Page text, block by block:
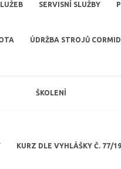
SERVISNÍ SLUŽBY
ÚDRŽBA STROJŮ
ŠKOLENÍ
KURZ DLE VYHLÁŠKY Č. 77/